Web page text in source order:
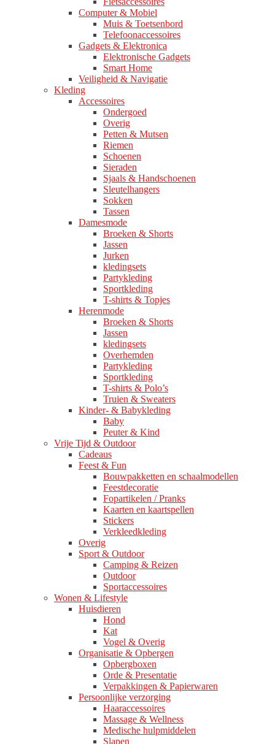
Computer & Mobiel
Muis & Toetsenbord
Telefoonaccessoires
Gadgets & Elektronica
Elektronische Gadgets
Smart Home
Veiligheid & Navigatie
Kleding
Accessoires
Ondergoed
Overig
Petten & Mutsen
Riemen
Schoenen
Sieraden
Sjaals & Handschoenen
Sleutelhangers
Sokken
Tassen
Damesmode
Broeken & Shorts
Jassen
Jurken
kledingsets
Partykleding
Sportkleding
T-shirts & Topjes
Herenmode
Broeken & Shorts
Jassen
kledingsets
Overhemden
Partykleding
Sportkleding
T-shirts & Polo’s
Truien & Sweaters
Kinder- & Babykleding
Baby
Peuter & Kind
Vrije Tijd & Outdoor
Cadeaus
Feest & Fun
Bouwpakketten en schaalmodellen
Feestdecoratie
Fopartikelen / Pranks
Kaarten en kaartspellen
Stickers
Verkleedkleding
Overig
Sport & Outdoor
Camping & Reizen
Outdoor
Sportaccessoires
Wonen & Lifestyle
Huisdieren
Hond
Kat
Vogel & Overig
Organisatie & Opbergen
Opbergboxen
Orde & Presentatie
Verpakkingen & Papierwaren
Persoonlijke verzorging
Haaraccessoires
Massage & Wellness
Medische hulpmiddelen
Slapen